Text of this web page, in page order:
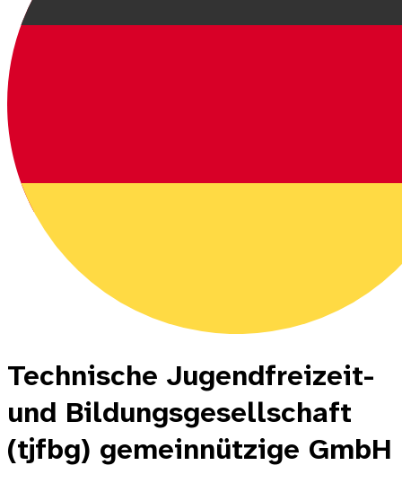
Technische Jugendfreizeit-
und Bildungsgesellschaft
(tjfbg) gemeinnützige GmbH